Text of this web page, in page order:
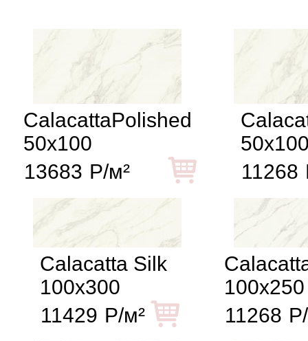
CalacattaPolished
50x100
13683 Р/м²
11268
Calacatta Silk
100x300
11429 Р/м²
100x250
11268